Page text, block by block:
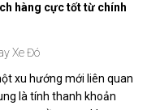
hàng cực tốt từ chính
Xe Đó
xu hướng mới liên quan
là tính thanh khoản